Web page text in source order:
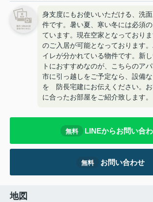
身支度にもお使いいただける、洗
件です。暑い夏、寒い冬には必須
ています。現在空家となっており
のご入居が可能となっております
イレが分かれている物件です。新
トにおすすめなのが、こちらのア
市に引っ越しをご予定なら、設備
を 防長宅建にお伝えください。
に合ったお部屋をご紹介致します。
無料 LINEからお問い合
無料 お問い合わせ
地図